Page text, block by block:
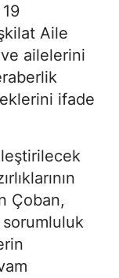
Aile
ailelerini
ifade
Çoban,